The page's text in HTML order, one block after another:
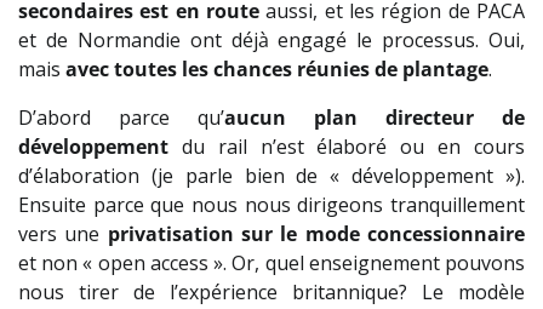
secondaires est en route aussi, et les région de PACA
et de Normandie ont déjà engagé le processus. Oui,
mais avec toutes les chances réunies de plantage.
D’abord parce qu’aucun plan directeur de
développement du rail n’est élaboré ou en cours
d’élaboration (je parle bien de « développement »).
Ensuite parce que nous nous dirigeons tranquillement
vers une privatisation sur le mode concessionnaire
et non « open access ». Or, quel enseignement pouvons
nous tirer de l’expérience britannique? Le modèle